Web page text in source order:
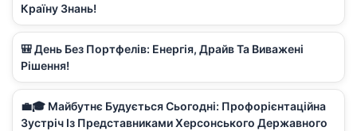
Країну Знань!
🎒 День Без Портфелів: Енергія, Драйв Та Виважені
Рішення!
💼🎓 Майбутнє Будується Сьогодні: Профорієнтаційна
Зустріч Із Представниками Херсонського Державного